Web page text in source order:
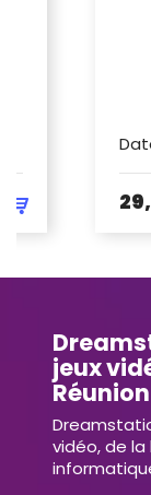
jeux
Réunion
vidéo, de